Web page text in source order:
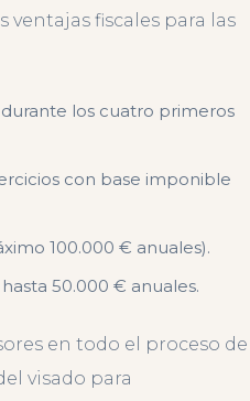
ventajas fiscales para las
durante los cuatro primeros
con base imponible
100.000 € anuales).
50.000 € anuales.
en todo el proceso de
visado para